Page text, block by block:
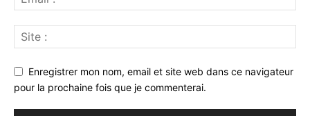
Enregistrer mon nom, email et site web dans ce navigateur
pour la prochaine fois que je commenterai.